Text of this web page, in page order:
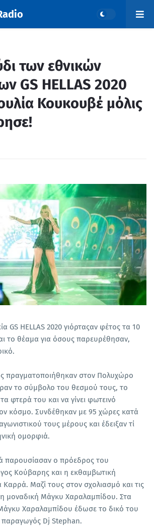
των εθνικών
GS HELLAS 2020
Κουκουβέ μόλις
GS HELLAS 2020 γιόρταςαν φέτος τα 10
το θέαμα για όσους παρευρέθησαν,
πραγματοποιήθηκαν στον Πολυχώρο
το σύμβολο του θεσμού τους, το
φτερά του και να γίνει φωτεινό
κόσμο. Συνδέθηκαν με 95 χώρες κατά
τους μέρους και έδειξαν τί
ομορφιά.
παρουσίασαν ο πρόεδρος του
Κούβαρης και η εκθαμβωτική
Καρρά. Μαζί τους στον σχολιασμό και τις
η μοναδική Μάγκυ Χαραλαμπίδου. Στα
Χαραλαμπίδου έδωσε το δικό του
παραγωγός Dj Stephan.